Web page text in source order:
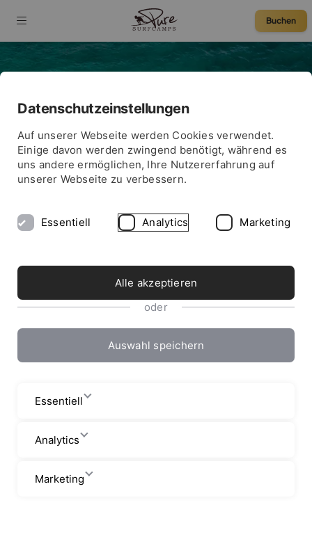
Buchen
HSO
Datenschutzeinstellungen
Auf unserer Webseite werden Cookies verwendet.
Einige davon werden zwingend benötigt, während es
uns andere ermöglichen, Ihre Nutzererfahrung auf
unserer Webseite zu verbessern.
Essentiell Analytics Marketing
Alle akzeptieren
oder
Auswahl speichern
Essentiell
Analytics
Marketing